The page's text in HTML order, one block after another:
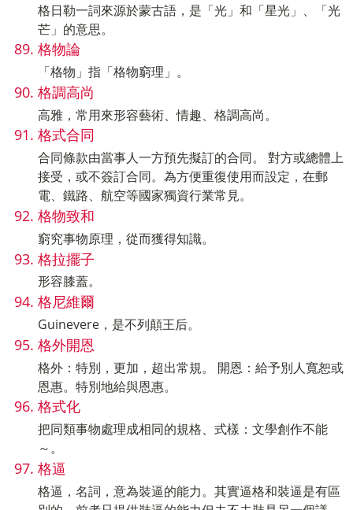
格日勒一詞來源於蒙古語，是「光」和「星光」、「光
芒」的意思。
格物論
「格物」指「格物窮理」。
格調高尚
高雅，常用來形容藝術、情趣、格調高尚。
格式合同
合同條款由當事人一方預先擬訂的合同。 對方或總體上
接受，或不簽訂合同。為方便重復使用而設定，在郵
電、鐵路、航空等國家獨資行業常見。
格物致和
窮究事物原理，從而獲得知識。
格拉擺子
形容膝蓋。
格尼維爾
Guinevere，是不列顛王后。
格外開恩
格外：特別，更加，超出常規。 開恩：給予別人寬恕或
恩惠。特別地給與恩惠。
格式化
把同類事物處理成相同的規格、式樣：文學創作不能
～。
格逼
格逼，名詞，意為裝逼的能力。其實逼格和裝逼是有區